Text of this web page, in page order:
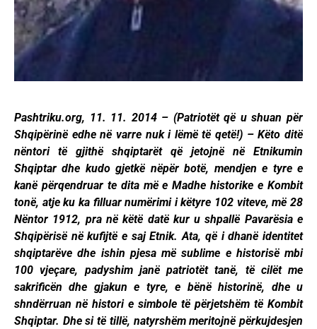
Pashtriku.org, 11. 11. 2014 – (Patriotët që u shuan për
Shqipërinë edhe në varre nuk i lëmë të qetë!) – Këto ditë
nëntori të gjithë shqiptarët që jetojnë në Etnikumin
Shqiptar dhe kudo gjetkë nëpër botë, mendjen e tyre e
kanë përqendruar te dita më e Madhe historike e Kombit
tonë, atje ku ka filluar numërimi i këtyre 102 viteve, më 28
Nëntor 1912, pra në këtë datë kur u shpallë Pavarësia e
Shqipërisë në kufijtë e saj Etnik. Ata, që i dhanë identitet
shqiptarëve dhe ishin pjesa më sublime e historisë mbi
100 vjeçare, padyshim janë patriotët tanë, të cilët me
sakrificën dhe gjakun e tyre, e bënë historinë, dhe u
shndërruan në histori e simbole të përjetshëm të Kombit
Shqiptar. Dhe si të tillë, natyrshëm meritojnë përkujdesjen